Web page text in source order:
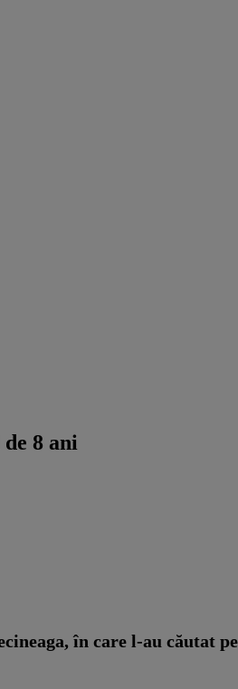
8 ani
în care l-au căutat